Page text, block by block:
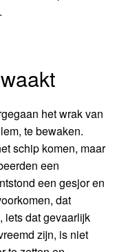
het wrak van
te bewaken.
schip komen, maar
een
een gesjor en
dat
iets dat gevaarlijk
zijn, is niet